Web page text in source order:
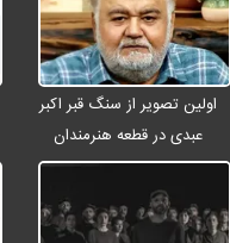
اولین تصویر از سنگ قبر اکبر
عبدی در قطعه هنرمندان